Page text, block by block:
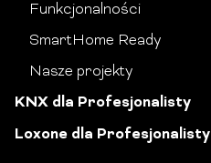
Funkcjonalności
SmartHome Ready
Nasze projekty
KNX dla Profesjonalisty
Loxone dla Profesjonalisty